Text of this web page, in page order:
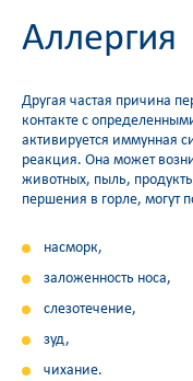
Аллергия
Другая частая причина
контакте с
активируется иммунная
реакция. Она может
животных, пыль,
першения в горле, могут
насморк,
заложенность носа,
слезотечение,
зуд,
чихание.